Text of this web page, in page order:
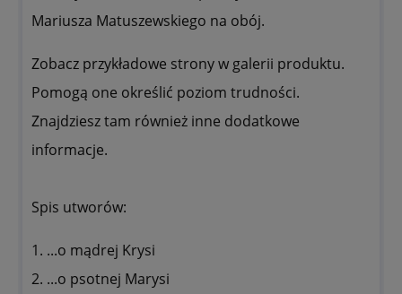
Mariusza Matuszewskiego na obój.
Zobacz przykładowe strony w galerii produktu.
Pomogą one określić poziom trudności.
Znajdziesz tam również inne dodatkowe
informacje.
Spis utworów:
1. ...o mądrej Krysi
2. ...o psotnej Marysi